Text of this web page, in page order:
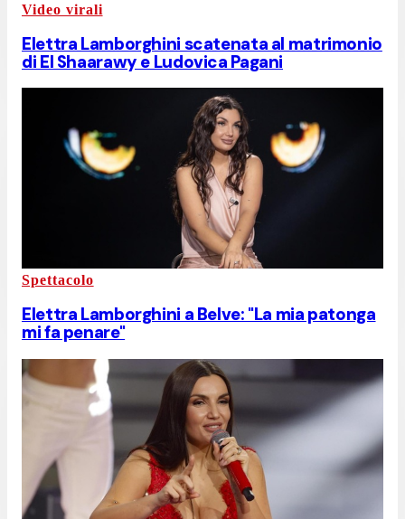
Video virali
Elettra Lamborghini scatenata al matrimonio
di El Shaarawy e Ludovica Pagani
Spettacolo
Elettra Lamborghini a Belve: "La mia patonga
mi fa penare"